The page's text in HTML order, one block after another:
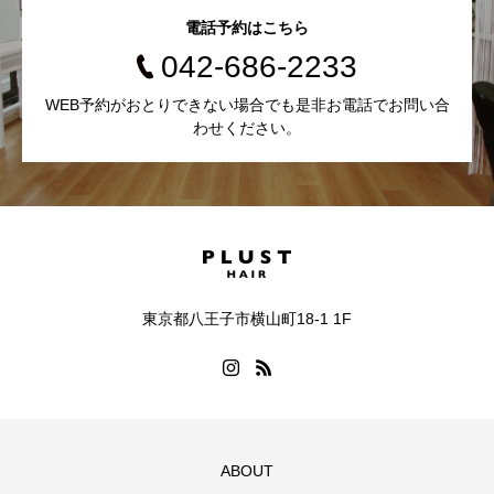
電話予約はこちら
042-686-2233
WEB予約がおとりできない場合でも是非お電話でお問い合
わせください。
東京都八王子市横山町18-1 1F
ABOUT